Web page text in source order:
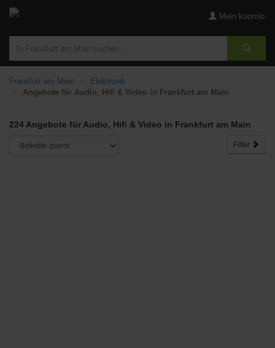
Mein koomio
Frankfurt am Main
Elektronik
Angebote für Audio, Hifi & Video in Frankfurt am Main
224 Angebote für Audio, Hifi & Video in Frankfurt am Main
Filter